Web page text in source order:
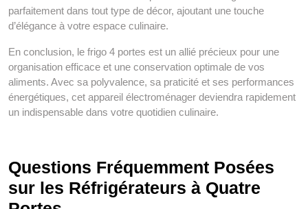
parfaitement dans tout type de décor, ajoutant une touche
d’élégance à votre espace culinaire.
En conclusion, le frigo 4 portes est un allié précieux pour une
organisation efficace et une conservation optimale de vos
aliments. Avec sa polyvalence, sa praticité et ses performances
énergétiques, cet appareil électroménager deviendra rapidement
un indispensable dans votre quotidien culinaire.
Questions Fréquemment Posées
sur les Réfrigérateurs à Quatre